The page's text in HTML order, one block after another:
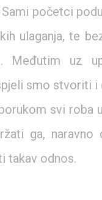
početci
ulaganja, te
Međutim uz
smo stvoriti i
svi roba
ga,
takav odnos.